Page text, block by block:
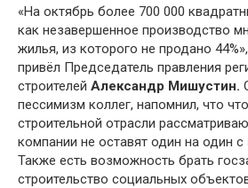
«На октябрь более 700 000
как незавершенное производство
жилья, из которого не продано
привёл Председатель правления
строителей Александр Мишустин.
пессимизм коллег, напомнил, что
строительной отрасли
компании не оставят один на один с
Также есть возможность брать
строительство социальных